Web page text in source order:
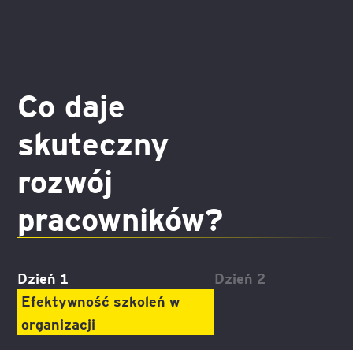
Co daje
skuteczny
rozwój
pracowników?
Dzień 1
Efektywność szkoleń w
organizacji
Dzień 2